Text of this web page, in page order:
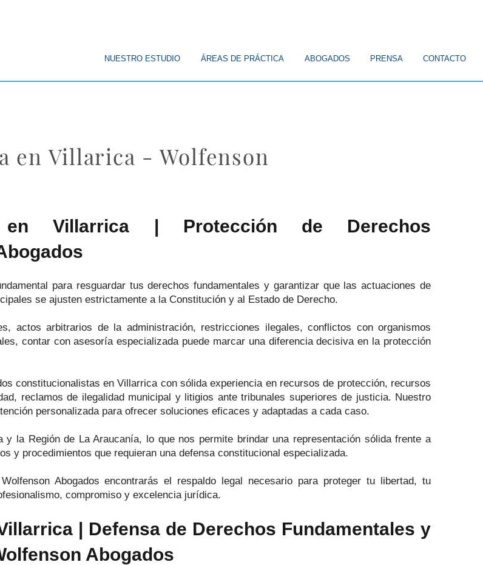
NUESTRO ESTUDIO ÁREAS DE PRÁCTICA ABOGADOS PRENSA CONTACTO
en Villarica - Wolfenson
en Villarrica | Protección de Derechos
para resguardar tus derechos fundamentales y garantizar que las actuaciones de
se ajusten estrictamente a la Constitución y al Estado de Derecho.
actos arbitrarios de la administración, restricciones ilegales, conflictos con organismos
contar con asesoría especializada puede marcar una diferencia decisiva en la protección
constitucionalistas en Villarrica con sólida experiencia en recursos de protección, recursos
reclamos de ilegalidad municipal y litigios ante tribunales superiores de justicia. Nuestro
personalizada para ofrecer soluciones eficaces y adaptadas a cada caso.
la Región de La Araucanía, lo que nos permite brindar una representación sólida frente a
y procedimientos que requieran una defensa constitucional especializada.
Abogados encontrarás el respaldo legal necesario para proteger tu libertad, tu
compromiso y excelencia jurídica.
| Defensa de Derechos Fundamentales y
Abogados